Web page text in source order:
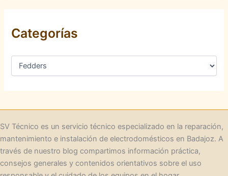
Categorías
C
o
a
s
SV Técnico es un servicio técnico especializado en la reparación,
mantenimiento e instalación de electrodomésticos en Badajoz. A
través de nuestro blog compartimos información práctica,
consejos generales y contenidos orientativos sobre el uso